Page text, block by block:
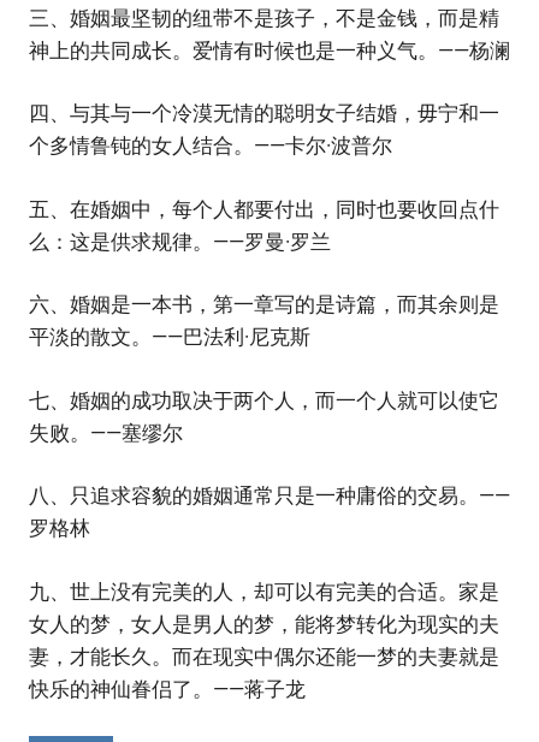
三、婚姻最坚韧的纽带不是孩子，不是金钱，而是精
神上的共同成长。爱情有时候也是一种义气。——杨澜
四、与其与一个冷漠无情的聪明女子结婚，毋宁和一
个多情鲁钝的女人结合。——卡尔·波普尔
五、在婚姻中，每个人都要付出，同时也要收回点什
么：这是供求规律。——罗曼·罗兰
六、婚姻是一本书，第一章写的是诗篇，而其余则是
平淡的散文。——巴法利·尼克斯
七、婚姻的成功取决于两个人，而一个人就可以使它
失败。——塞缪尔
八、只追求容貌的婚姻通常只是一种庸俗的交易。——
罗格林
九、世上没有完美的人，却可以有完美的合适。家是
女人的梦，女人是男人的梦，能将梦转化为现实的夫
妻，才能长久。而在现实中偶尔还能一梦的夫妻就是
快乐的神仙眷侣了。——蒋子龙